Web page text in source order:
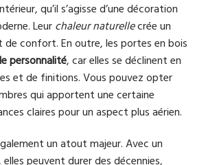
qu’il s’agisse d’une décoration
Leur chaleur naturellecrée un
confort. En outre, les portes en bois
personnalité, car elles se déclinent en
et de finitions. Vous pouvez opter
qui apportent une certaine
claires pour un aspect plus aérien.
un atout majeur. Avec un
peuvent durer des décennies,